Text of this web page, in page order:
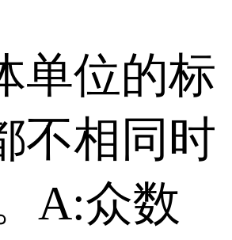
单位的标
不相同时
A:众数